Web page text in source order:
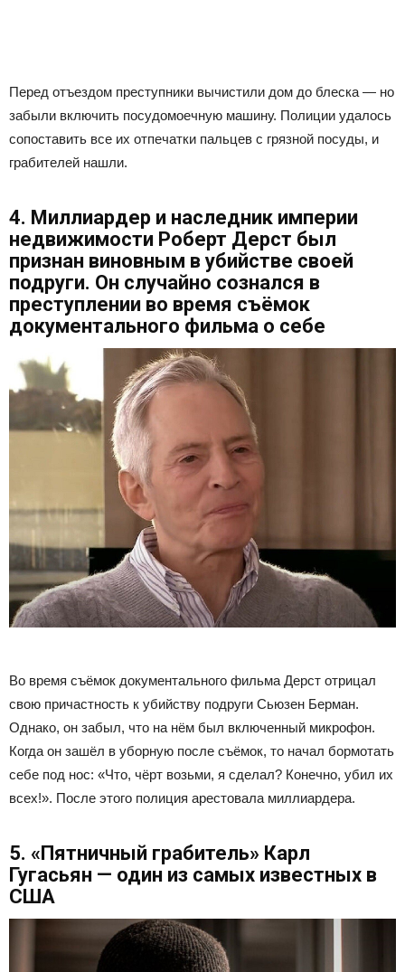
Перед отъездом преступники вычистили дом до блеска — но
забыли включить посудомоечную машину. Полиции удалось
сопоставить все их отпечатки пальцев с грязной посуды, и
грабителей нашли.
4. Миллиардер и наследник империи
недвижимости Роберт Дерст был
признан виновным в убийстве своей
подруги. Он случайно сознался в
преступлении во время съёмок
документального фильма о себе
Во время съёмок документального фильма Дерст отрицал
свою причастность к убийству подруги Сьюзен Берман.
Однако, он забыл, что на нём был включенный микрофон.
Когда он зашёл в уборную после съёмок, то начал бормотать
себе под нос: «Что, чёрт возьми, я сделал? Конечно, убил их
всех!». После этого полиция арестовала миллиардера.
5. «Пятничный грабитель» Карл
Гугасьян — один из самых известных в
США